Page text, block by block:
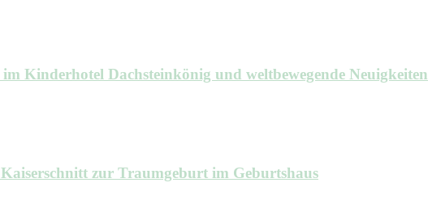
Kinderhotel Dachsteinkönig und weltbewegende Neuigkeiten
zur Traumgeburt im Geburtshaus